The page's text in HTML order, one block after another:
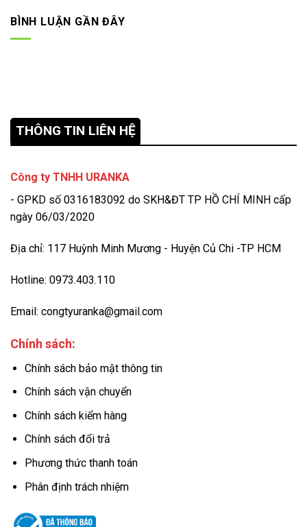
BÌNH LUẬN GẦN ĐÂY
THÔNG TIN LIÊN HỆ
Công ty TNHH URANKA
- GPKD số 0316183092 do SKH&ĐT TP HỒ CHÍ MINH cấp
ngày 06/03/2020
Địa chỉ: 117 Huỳnh Minh Mương - Huyện Củ Chi -TP HCM
Hotline: 0973.403.110
Email: congtyuranka@gmail.com
Chính sách:
Chính sách bảo mật thông tin
Chính sách vận chuyển
Chính sách kiểm hàng
Chính sách đổi trả
Phương thức thanh toán
Phân định trách nhiệm